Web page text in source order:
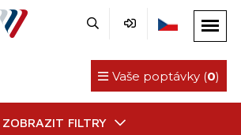
Vaše poptávky (0)
ZOBRAZIT FILTRY